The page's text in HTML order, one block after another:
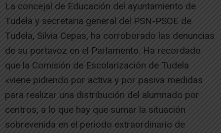
La concejal de Educación del ayuntamiento de
Tudela y secretaria general del PSN-PSOE de
Tudela, Silvia Cepas, ha corroborado las denuncias
de su portavoz en el Parlamento. Ha recordado
que la Comisión de Escolarización de Tudela
«viene pidiendo por activa y por pasiva medidas
para realizar una distribución del alumnado por
centros, a lo que hay que sumar la situación
sobrevenida en el periodo extraordinario de